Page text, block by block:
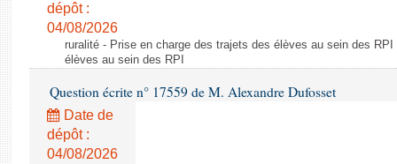
dépôt :
04/08/2026
ruralité - Prise en charge des trajets des élèves au sein des
élèves au sein des RPI
Question écrite n° 17559 de M. Alexandre Dufosset
Date de
dépôt :
04/08/2026